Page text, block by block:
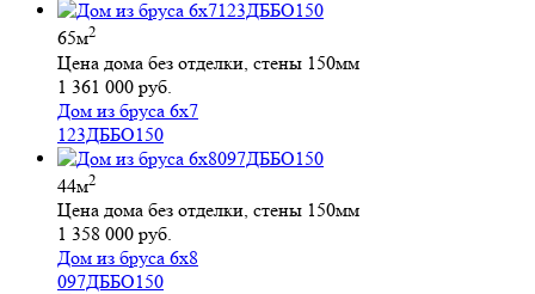
65м2
Цена дома без отделки, стены 150мм
1 361 000 руб.
Дом из бруса 6х7
123ДББО150
44м2
Цена дома без отделки, стены 150мм
1 358 000 руб.
Дом из бруса 6х8
097ДББО150